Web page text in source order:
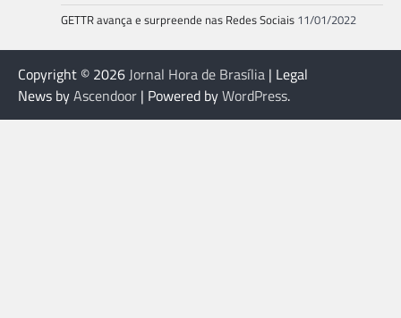
GETTR avança e surpreende nas Redes Sociais 11/01/2022
Copyright © 2026Jornal Hora de Brasília | Legal
News byAscendoor | Powered byWordPress.